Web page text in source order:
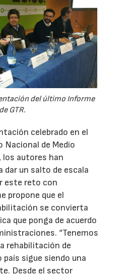
del último Informe
de GTR.
celebrado en el
Nacional de Medio
los autores han
dar un salto de escala
este reto con
propone que el
se convierta
que ponga de acuerdo
“Tenemos
rehabilitación de
sigue siendo una
Desde el sector